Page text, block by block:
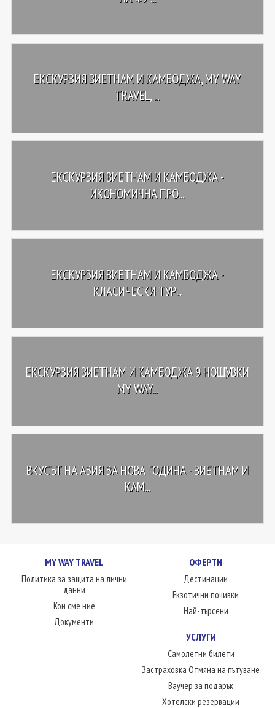
ЕКСКУРЗИЯ ВИЕТНАМ И КАМБОДЖА, MY WAY
TRAVEL, ...
ЕКСКУРЗИЯ ВИЕТНАМ И КАМБОДЖА -
ИКОНОМИЧНА ПРО...
ЕКСКУРЗИЯ ВИЕТНАМ И КАМБОДЖА -
КЛАСИЧЕСКИ ТУР...
ЕКСКУРЗИЯ ВИЕТНАМ И КАМБОДЖА 9 НОЩУВКИ
MY WAY...
ВКУСЪТ НА АЗИЯ ЗА НОВА ГОДИНА - ВИЕТНАМ И
КАМ...
MY WAY TRAVEL
Политика за защита на лични
данни
Кои сме ние
Документи
ОФЕРТИ
Дестинации
Екзотични почивки
Най-търсени
УСЛУГИ
Самолетни билети
Застраховка Отмяна на пътуване
Ваучер за подарък
Хотелски резервации